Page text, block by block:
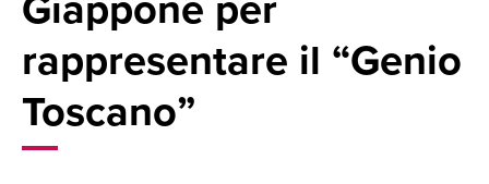
rappresentare il “Genio
Toscano”